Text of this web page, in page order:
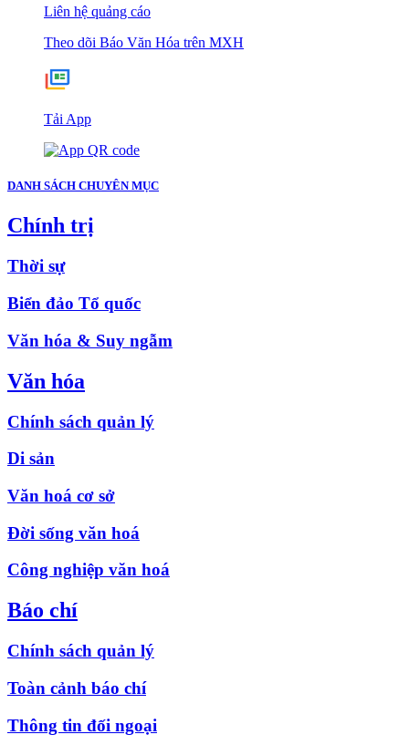
Liên hệ quảng cáo
Theo dõi Báo Văn Hóa trên MXH
Tải App
DANH SÁCH CHUYÊN MỤC
Chính trị
Thời sự
Biển đảo Tổ quốc
Văn hóa & Suy ngẫm
Văn hóa
Chính sách quản lý
Di sản
Văn hoá cơ sở
Đời sống văn hoá
Công nghiệp văn hoá
Báo chí
Chính sách quản lý
Toàn cảnh báo chí
Thông tin đối ngoại